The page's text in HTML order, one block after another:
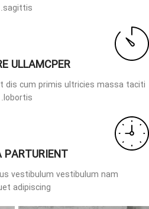
sagittis.
ULLAMCPER
dis cum primis ultricies massa taciti
lobortis.
PARTURIENT
vestibulum vestibulum nam
adipiscing.